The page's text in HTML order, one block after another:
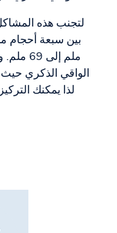
ملم
الواقي الذكري حيث
لذا يمكنك